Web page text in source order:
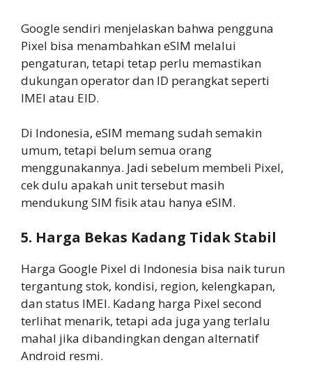
Google sendiri menjelaskan bahwa pengguna
Pixel bisa menambahkan eSIM melalui
pengaturan, tetapi tetap perlu memastikan
dukungan operator dan ID perangkat seperti
IMEI atau EID.
Di Indonesia, eSIM memang sudah semakin
umum, tetapi belum semua orang
menggunakannya. Jadi sebelum membeli Pixel,
cek dulu apakah unit tersebut masih
mendukung SIM fisik atau hanya eSIM.
5. Harga Bekas Kadang Tidak Stabil
Harga Google Pixel di Indonesia bisa naik turun
tergantung stok, kondisi, region, kelengkapan,
dan status IMEI. Kadang harga Pixel second
terlihat menarik, tetapi ada juga yang terlalu
mahal jika dibandingkan dengan alternatif
Android resmi.